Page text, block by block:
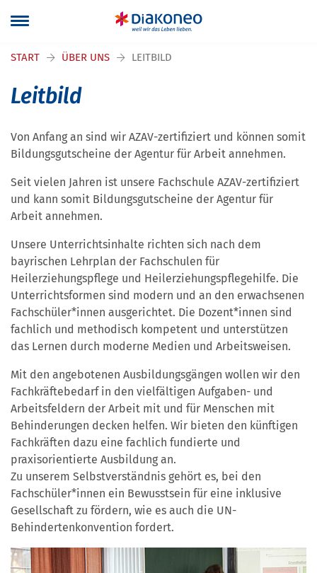
Navigation überspringen
START ÜBER UNS LEITBILD
Leitbild
Von Anfang an sind wir AZAV-zertifiziert und können somit
Bildungsgutscheine der Agentur für Arbeit annehmen.
Seit vielen Jahren ist unsere Fachschule AZAV-zertifiziert
und kann somit Bildungsgutscheine der Agentur für
Arbeit annehmen.
Unsere Unterrichtsinhalte richten sich nach dem
bayrischen Lehrplan der Fachschulen für
Heilerziehungspflege und Heilerziehungspflegehilfe. Die
Unterrichtsformen sind modern und an den erwachsenen
Fachschüler*innen ausgerichtet. Die Dozent*innen sind
fachlich und methodisch kompetent und unterstützen
das Lernen durch moderne Medien und Arbeitsweisen.
Mit den angebotenen Ausbildungsgängen wollen wir den
Fachkräftebedarf in den vielfältigen Aufgaben- und
Arbeitsfeldern der Arbeit mit und für Menschen mit
Behinderungen decken helfen. Wir bieten den künftigen
Fachkräften dazu eine fachlich fundierte und
praxisorientierte Ausbildung an.
Zu unserem Selbstverständnis gehört es, bei den
Fachschüler*innen ein Bewusstsein für eine inklusive
Gesellschaft zu fördern, wie es auch die UN-
Behindertenkonvention fordert.